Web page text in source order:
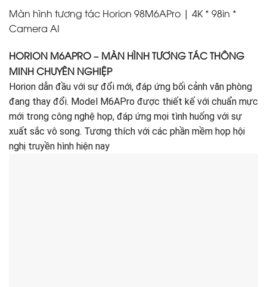
Màn hình tương tác Horion 98M6APro | 4K * 98in *
Camera AI
HORION M6APRO – MÀN HÌNH TƯƠNG TÁC THÔNG
MINH CHUYÊN NGHIỆP
Horion dẫn đầu với sự đổi mới, đáp ứng bối cảnh văn phòng
đang thay đổi. Model M6APro được thiết kế với chuẩn mực
mới trong công nghệ họp, đáp ứng mọi tình huống với sự
xuất sắc vô song. Tương thích với các phần mềm họp hội
nghị truyền hình hiện nay